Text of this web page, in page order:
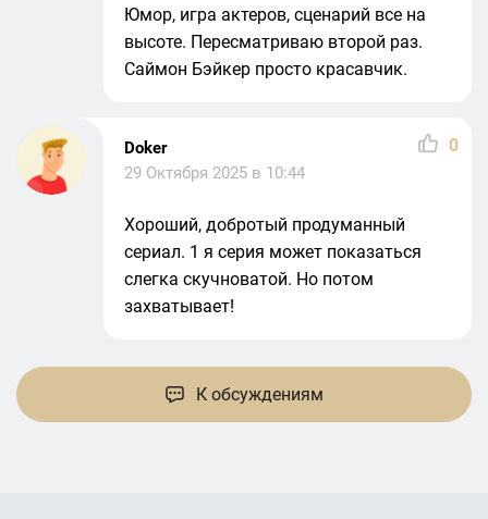
Юмор, игра актеров, сценарий все на
высоте. Пересматриваю второй раз.
Саймон Бэйкер просто красавчик.
Doker
29 Октября 2025 в 10:44
Хороший, добротый продуманный
сериал. 1 я серия может показаться
слегка скучноватой. Но потом
захватывает!
0
К обсуждениям